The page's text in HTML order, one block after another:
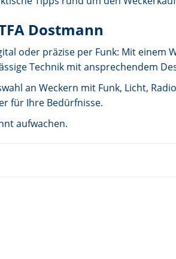
Dostmann
oder präzise per Funk: Mit
Technik mit ansprechendem
an Weckern mit Funk, Licht,
für Ihre Bedürfnisse.
aufwachen.